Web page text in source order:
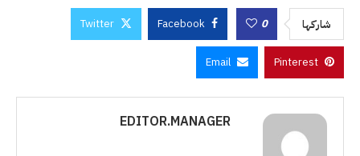
شاركها 0
Facebook
Twitter
Pinterest
Email
EDITOR.MANAGER